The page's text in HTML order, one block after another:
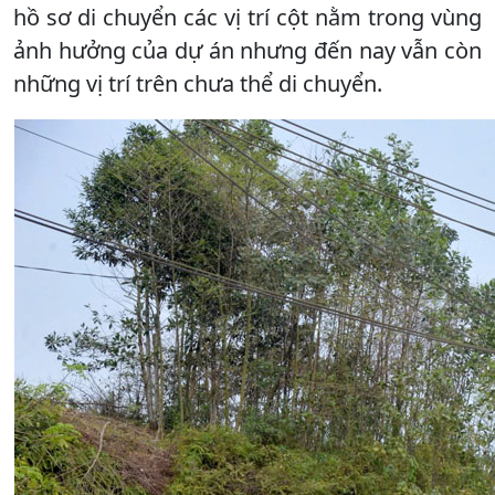
hồ sơ di chuyển các vị trí cột nằm trong vùng
ảnh hưởng của dự án nhưng đến nay vẫn còn
những vị trí trên chưa thể di chuyển.